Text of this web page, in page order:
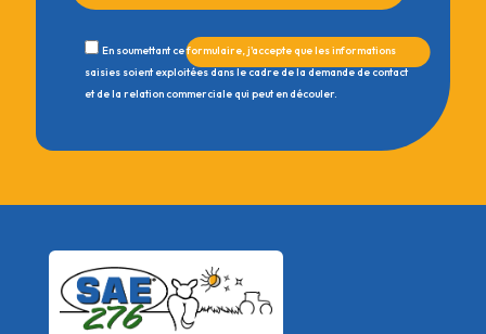
En soumettant ce formulaire, j'accepte que les informations
saisies soient exploitées dans le cadre de la demande de contact
et de la relation commerciale qui peut en découler.